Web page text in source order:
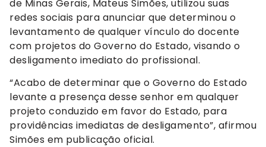
de Minas Gerais, Mateus Simões, utilizou suas
redes sociais para anunciar que determinou o
levantamento de qualquer vínculo do docente
com projetos do Governo do Estado, visando o
desligamento imediato do profissional.
“Acabo de determinar que o Governo do Estado
levante a presença desse senhor em qualquer
projeto conduzido em favor do Estado, para
providências imediatas de desligamento”, afirmou
Simões em publicação oficial.